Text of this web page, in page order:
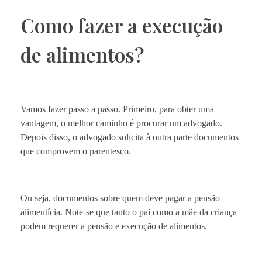
Como fazer a execução
de alimentos?
Vamos fazer passo a passo. Primeiro, para obter uma
vantagem, o melhor caminho é procurar um advogado.
Depois disso, o advogado solicita à outra parte documentos
que comprovem o parentesco.
Ou seja, documentos sobre quem deve pagar a pensão
alimentícia. Note-se que tanto o pai como a mãe da criança
podem requerer a pensão e execução de alimentos.